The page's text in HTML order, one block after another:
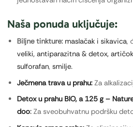
Naša ponuda uključuje:
Biljne tinkture: maslačak i sikavica,
veliki, antiparazitna & detox,
sulforafan, smilje.
Ječmena trava u prahu: Za
Detox u prahu BIO, a 125 g –
doo: Za sveobuhvatnu podršku